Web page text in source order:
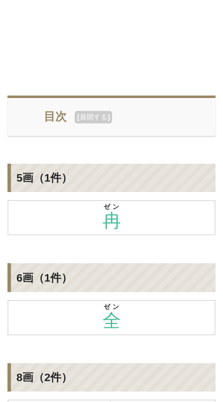
目次 [展開する]
5画（1件）
冉
ゼン
6画（1件）
全
ゼン
8画（2件）